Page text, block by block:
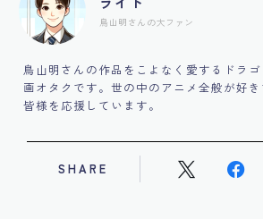
鳥山明さんの大ファン
鳥山明さんの作品をこよなく愛するドラ
画オタクです。世の中のアニメ全般が好
皆様を応援しています。
SHARE